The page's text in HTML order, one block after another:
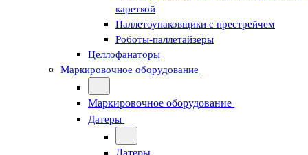
кареткой
Паллетоупаковщики с престрейчем
Роботы-паллетайзеры
Целлофанаторы
Маркировочное оборудование
Маркировочное оборудование
Датеры
Датеры